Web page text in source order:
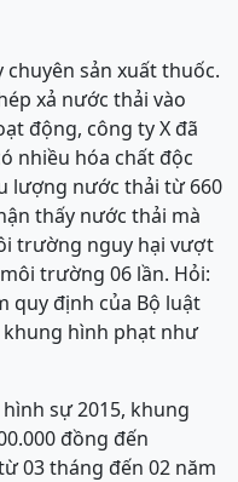
chuyên sản xuất thuốc.
xả nước thải vào
động, công ty X đã
nhiều hóa chất độc
lượng nước thải từ 660
thấy nước thải mà
trường nguy hại vượt
trường 06 lần. Hỏi:
quy định của Bộ luật
khung hình phạt như
sự 2015, khung
đồng đến
03 tháng đến 02 năm